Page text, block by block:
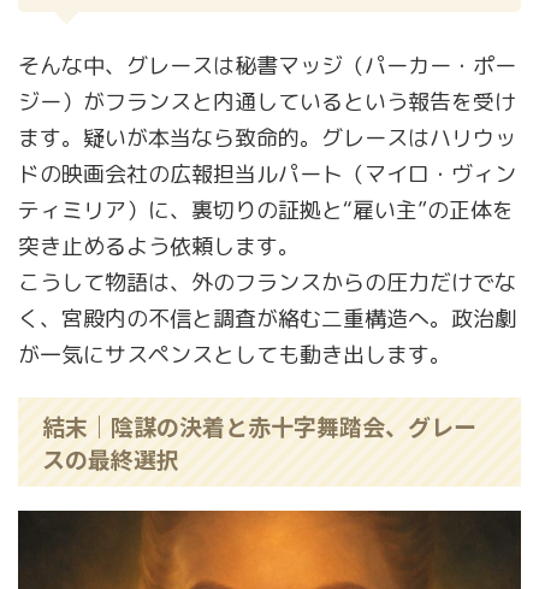
そんな中、グレースは秘書マッジ（パーカー・ポー
ジー）がフランスと内通しているという報告を受け
ます。疑いが本当なら致命的。グレースはハリウッ
ドの映画会社の広報担当ルパート（マイロ・ヴィン
ティミリア）に、裏切りの証拠と“雇い主”の正体を
突き止めるよう依頼します。
こうして物語は、外のフランスからの圧力だけでな
く、宮殿内の不信と調査が絡む二重構造へ。政治劇
が一気にサスペンスとしても動き出します。
結末｜陰謀の決着と赤十字舞踏会、グレー
スの最終選択